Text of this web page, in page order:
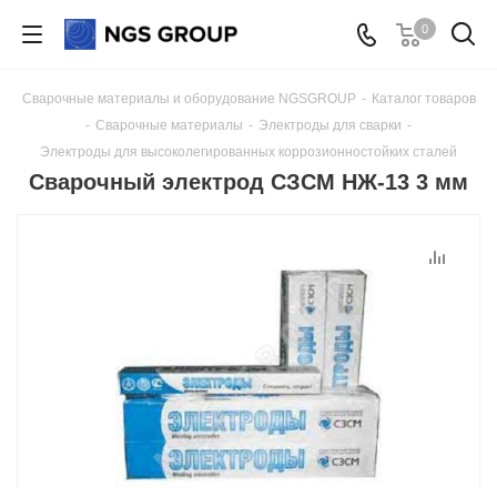
0
Сварочные материалы и оборудование NGSGROUP - Каталог товаров
- Сварочные материалы - Электроды для сварки -
Электроды для высоколегированных коррозионностойких сталей
Сварочный электрод СЗСМ НЖ-13 3 мм